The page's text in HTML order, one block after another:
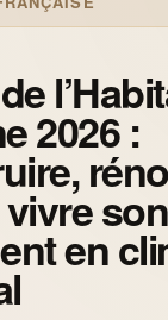
2026 :
son
en